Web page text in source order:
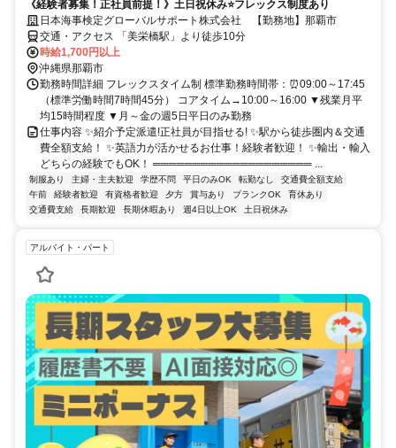
《経験者募集！正社員前提！》土日祝休み⭐フレックス制度あり
日本海事検定グローバルサポート株式会社 【勤務地】那覇市
交通・アクセス 「美栄橋駅」より徒歩10分
時給1,700円以上
沖縄県那覇市
勤務時間詳細 フレックスタイム制 標準勤務時間帯：⏰09:00～17:45
（標準労働時間7時間45分） コアタイム→10:00～16:00 ▼残業月平
均15時間程度 ▼月～金の週5日平日のみ勤務
仕事内容 ✨紹介予定派遣!正社員が目指せる! ✨駅から徒歩圏内＆交通
費全額支給！ ✨英語力が活かせるお仕事！経験者歓迎！ ✨輸出・輸入
どちらの経験でもOK！ ════════════════════ ...
制服あり 主婦・主夫歓迎 学歴不問 平日のみOK 転勤なし
交通費全額支給
午前
経験者歓迎 有資格者歓迎 夕方 賞与あり ブランクOK
育休あり
交通費支給
長期歓迎 長期休暇あり 週4日以上OK 土日祝休み
アルバイト・パート